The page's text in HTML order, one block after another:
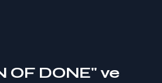
OF DONE"​ ve